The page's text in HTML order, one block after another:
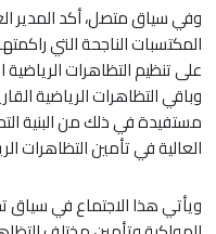
وفي سياق متصل، أكد المدير
المكتسبات الناجحة التي
على تنظيم التظاهرات
وباقي التظاهرات الرياضية
مستفيدة في ذلك من البنية
العالية في تأمين التظاهرات
ويأتي هذا الاجتماع في سياق